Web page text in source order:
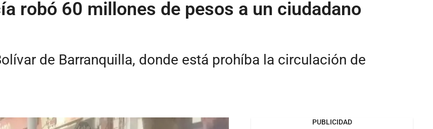
robó 60 millones de pesos a un ciudadano
de Barranquilla, donde está prohíba la circulación de
PUBLICIDAD